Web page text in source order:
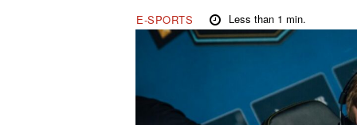
E-SPORTS Less than 1 min.